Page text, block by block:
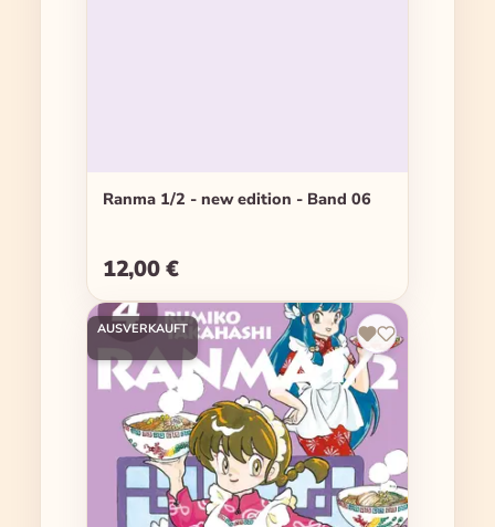
Ranma 1/2 - new edition - Band 06
Regulärer Preis:
12,00 €
AUSVERKAUFT